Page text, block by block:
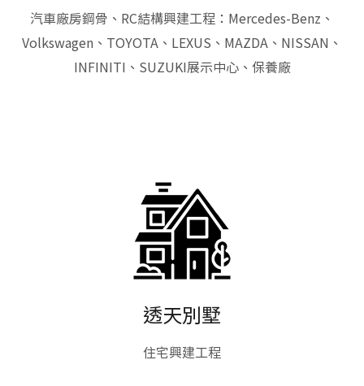
汽車廠房鋼骨、RC結構興建工程：Mercedes-Benz、
Volkswagen、TOYOTA、LEXUS、MAZDA、NISSAN、
INFINITI、SUZUKI展示中心、保養廠
透天別墅
住宅興建工程